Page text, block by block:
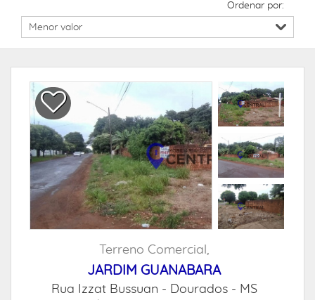
Ordenar por:
Terreno Comercial,
JARDIM GUANABARA
Rua Izzat Bussuan - Dourados - MS